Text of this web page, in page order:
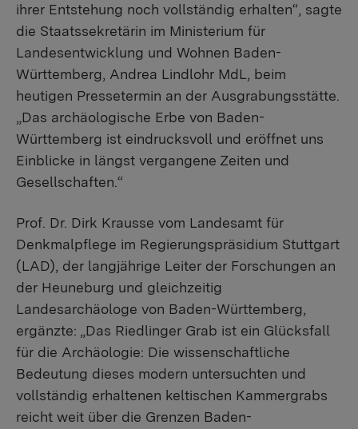
ihrer Entstehung noch vollständig erhalten“, sagte
die Staatssekretärin im Ministerium für
Landesentwicklung und Wohnen Baden-
Württemberg, Andrea Lindlohr MdL, beim
heutigen Pressetermin an der Ausgrabungsstätte.
„Das archäologische Erbe von Baden-
Württemberg ist eindrucksvoll und eröffnet uns
Einblicke in längst vergangene Zeiten und
Gesellschaften.“
Prof. Dr. Dirk Krausse vom Landesamt für
Denkmalpflege im Regierungspräsidium Stuttgart
(LAD), der langjährige Leiter der Forschungen an
der Heuneburg und gleichzeitig
Landesarchäologe von Baden-Württemberg,
ergänzte: „Das Riedlinger Grab ist ein Glücksfall
für die Archäologie: Die wissenschaftliche
Bedeutung dieses modern untersuchten und
vollständig erhaltenen keltischen Kammergrabs
reicht weit über die Grenzen Baden-